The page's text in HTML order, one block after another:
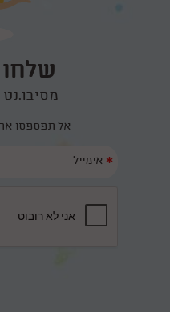
שלחו
אל תפספסו
*